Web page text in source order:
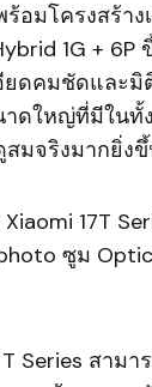
อมโครงสร้าง
1G + 6P
ยดคมชัดและ
ดใหญ่ที่มีในทั้
มจริงมากยิ่ง
17T
ซูม
Series สาม